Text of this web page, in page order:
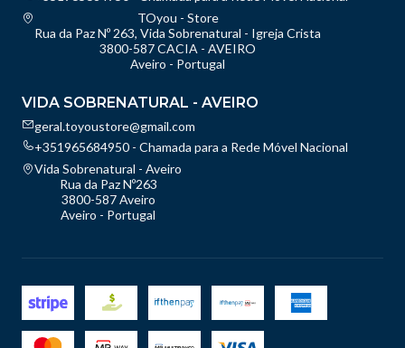
TOyou - Store
Rua da Paz Nº 263, Vida Sobrenatural - Igreja Crista
3800-587 CACIA - AVEIRO
Aveiro - Portugal
VIDA SOBRENATURAL - AVEIRO
geral.toyoustore@gmail.com
+351965684950 - Chamada para a Rede Móvel Nacional
Vida Sobrenatural - Aveiro
Rua da Paz Nº263
3800-587 Aveiro
Aveiro - Portugal